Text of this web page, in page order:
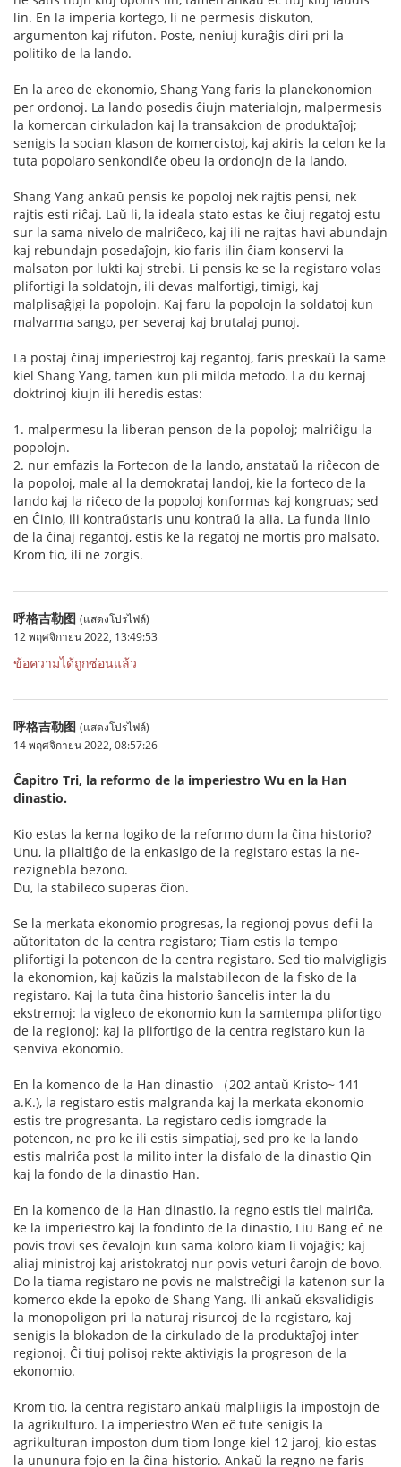
lin. En la imperia kortego, li ne permesis diskuton,
argumenton kaj rifuton. Poste, neniuj kuraĝis diri pri la
politiko de la lando.
En la areo de ekonomio, Shang Yang faris la planekonomion
per ordonoj. La lando posedis ĉiujn materialojn, malpermesis
la komercan cirkuladon kaj la transakcion de produktaĵoj;
senigis la socian klason de komercistoj, kaj akiris la celon ke la
tuta popolaro senkondiĉe obeu la ordonojn de la lando.
Shang Yang ankaŭ pensis ke popoloj nek rajtis pensi, nek
rajtis esti riĉaj. Laŭ li, la ideala stato estas ke ĉiuj regatoj estu
sur la sama nivelo de malriĉeco, kaj ili ne rajtas havi abundajn
kaj rebundajn posedaĵojn, kio faris ilin ĉiam konservi la
malsaton por lukti kaj strebi. Li pensis ke se la registaro volas
plifortigi la soldatojn, ili devas malfortigi, timigi, kaj
malplisaĝigi la popolojn. Kaj faru la popolojn la soldatoj kun
malvarma sango, per severaj kaj brutalaj punoj.
La postaj ĉinaj imperiestroj kaj regantoj, faris preskaŭ la same
kiel Shang Yang, tamen kun pli milda metodo. La du kernaj
doktrinoj kiujn ili heredis estas:
1. malpermesu la liberan penson de la popoloj; malriĉigu la
popolojn.
2. nur emfazis la Fortecon de la lando, anstataŭ la riĉecon de
la popoloj, male al la demokrataj landoj, kie la forteco de la
lando kaj la riĉeco de la popoloj konformas kaj kongruas; sed
en Ĉinio, ili kontraŭstaris unu kontraŭ la alia. La funda linio
de la ĉinaj regantoj, estis ke la regatoj ne mortis pro malsato.
Krom tio, ili ne zorgis.
呼格吉勒图 (แสดงโปรไฟล์)
12 พฤศจิกายน 2022, 13:49:53
ข้อความได้ถูกซ่อนแล้ว
呼格吉勒图 (แสดงโปรไฟล์)
14 พฤศจิกายน 2022, 08:57:26
Ĉapitro Tri, la reformo de la imperiestro Wu en la Han
dinastio.
Kio estas la kerna logiko de la reformo dum la ĉina historio?
Unu, la plialtiĝo de la enkasigo de la registaro estas la ne-
rezignebla bezono.
Du, la stabileco superas ĉion.
Se la merkata ekonomio progresas, la regionoj povus defii la
aŭtoritaton de la centra registaro; Tiam estis la tempo
plifortigi la potencon de la centra registaro. Sed tio malvigligis
la ekonomion, kaj kaŭzis la malstabilecon de la fisko de la
registaro. Kaj la tuta ĉina historio ŝancelis inter la du
ekstremoj: la vigleco de ekonomio kun la samtempa plifortigo
de la regionoj; kaj la plifortigo de la centra registaro kun la
senviva ekonomio.
En la komenco de la Han dinastio （202 antaŭ Kristo~ 141
a.K.), la registaro estis malgranda kaj la merkata ekonomio
estis tre progresanta. La registaro cedis iomgrade la
potencon, ne pro ke ili estis simpatiaj, sed pro ke la lando
estis malriĉa post la milito inter la disfalo de la dinastio Qin
kaj la fondo de la dinastio Han.
En la komenco de la Han dinastio, la regno estis tiel malriĉa,
ke la imperiestro kaj la fondinto de la dinastio, Liu Bang eĉ ne
povis trovi ses ĉevalojn kun sama koloro kiam li vojaĝis; kaj
aliaj ministroj kaj aristokratoj nur povis veturi ĉarojn de bovo.
Do la tiama registaro ne povis ne malstreĉigi la katenon sur la
komerco ekde la epoko de Shang Yang. Ili ankaŭ eksvalidigis
la monopoligon pri la naturaj risurcoj de la registaro, kaj
senigis la blokadon de la cirkulado de la produktaĵoj inter
regionoj. Ĉi tiuj polisoj rekte aktivigis la progreson de la
ekonomio.
Krom tio, la centra registaro ankaŭ malpliigis la impostojn de
la agrikulturo. La imperiestro Wen eĉ tute senigis la
agrikulturan imposton dum tiom longe kiel 12 jaroj, kio estas
la ununura fojo en la ĉina historio. Ankaŭ la regno ne faris